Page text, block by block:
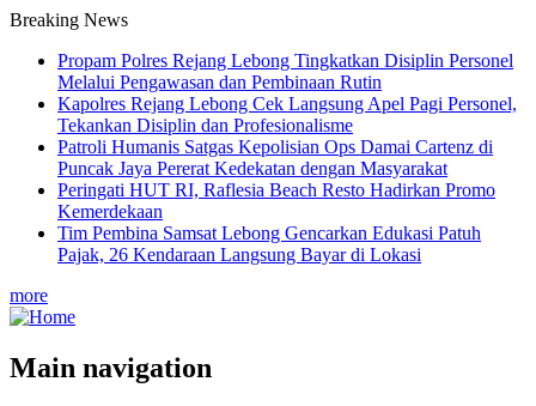
Breaking News
Propam Polres Rejang Lebong Tingkatkan Disiplin Personel
Melalui Pengawasan dan Pembinaan Rutin
Kapolres Rejang Lebong Cek Langsung Apel Pagi Personel,
Tekankan Disiplin dan Profesionalisme
Patroli Humanis Satgas Kepolisian Ops Damai Cartenz di
Puncak Jaya Pererat Kedekatan dengan Masyarakat
Peringati HUT RI, ‎Raflesia Beach Resto Hadirkan Promo
Kemerdekaan
Tim Pembina Samsat Lebong Gencarkan Edukasi Patuh
Pajak, 26 Kendaraan Langsung Bayar di Lokasi
more
Main navigation